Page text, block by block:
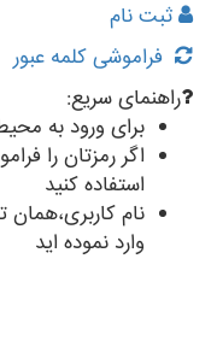
ثبت نام
فراموشی کلمه عبور
راهنمای سریع:
برای ورود به
اگر رمزتان را
استفاده کنید
نام
وارد نموده اید